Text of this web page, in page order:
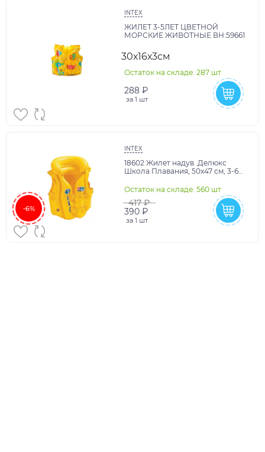
INTEX
ЖИЛЕТ 3-5ЛЕТ ЦВЕТНОЙ
МОРСКИЕ ЖИВОТНЫЕ ВН:59661
30х16х3см
Остаток на складе: 287 шт
288 ₽
за 1 шт
-6%
INTEX
18602 Жилет надув. Делюкс
Школа Плавания, 50х47 см, 3-6
кор.24шт
Остаток на складе: 560 шт
417 ₽
390 ₽
за 1 шт